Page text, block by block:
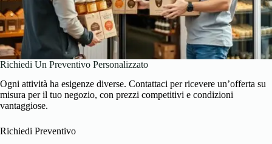
Richiedi Un Preventivo Personalizzato
Ogni attività ha esigenze diverse. Contattaci per ricevere un’offerta su
misura per il tuo negozio, con prezzi competitivi e condizioni
vantaggiose.
Richiedi Preventivo